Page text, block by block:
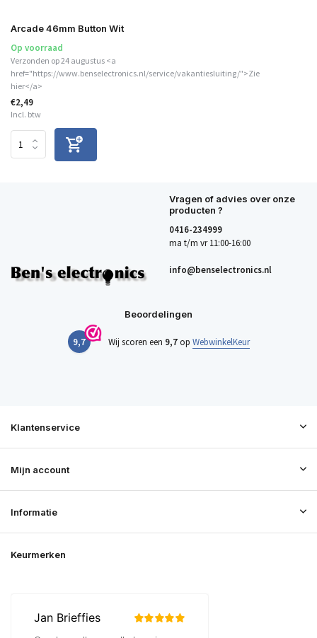
Arcade 46mm Button Wit
Op voorraad
Verzonden op 24 augustus <a
href="https://www.benselectronics.nl/service/vakantiesluiting/">Zie
hier</a>
€2,49
Incl. btw
Vragen of advies over onze
producten ?
0416-234999
ma t/m vr 11:00-16:00
info@benselectronics.nl
Beoordelingen
9,7 Wij scoren een 9,7op WebwinkelKeur
Klantenservice
Mijn account
Informatie
Keurmerken